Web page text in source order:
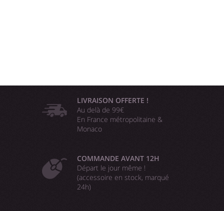
LIVRAISON OFFERTE !
Au delà de 99€
En France métropolitaine &
Monaco
COMMANDE AVANT 12H
Départ le jour même !
(accessoire en stock, marqué
24h)